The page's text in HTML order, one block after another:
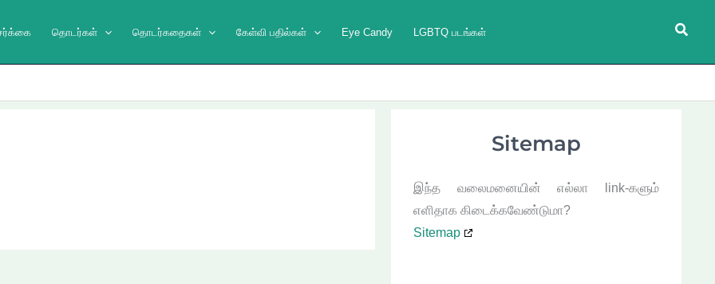
தொடர்கள் தொடர்கதைகள் கேள்வி பதில்கள் Eye Candy LGBTQ படங்கள்
Sitemap
இந்த வலைமனையின் எல்லா link-களும்
எளிதாக கிடைக்கவேண்டுமா?
Sitemap